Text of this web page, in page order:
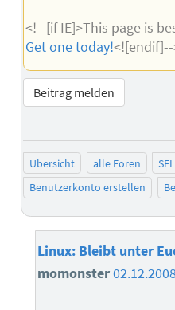
--
<!--[if IE]>This page is
Get one today!
Beitrag melden
Übersicht alle Foren
Benutzerkonto erstellen
Linux: Bleibt unter
momonster